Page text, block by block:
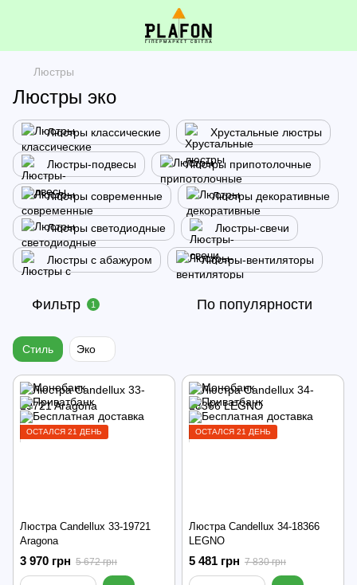
Люстры
Люстры эко
Люстры классические Хрустальные люстры
Люстры-подвесы Люстры припотолочные
Люстры современные Люстры декоративные
Люстры светодиодные Люстры-свечи
Люстры с абажуром Люстры-вентиляторы
Фильтр 1 По популярности
Стиль Эко
ОСТАЛСЯ 21 ДЕНЬ
Люстра Candellux 33-19721
Aragona
3 970 грн 5 672 грн
ОСТАЛСЯ 21 ДЕНЬ
Люстра Candellux 34-18366
LEGNO
5 481 грн 7 830 грн